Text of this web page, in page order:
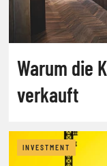
Warum die
verkauft
INVESTMENT